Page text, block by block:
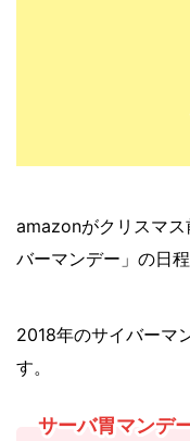
amazonがクリスマス
バーマンデー」の日
2018年のサイバーマ
す。
サーバ胃マンデ